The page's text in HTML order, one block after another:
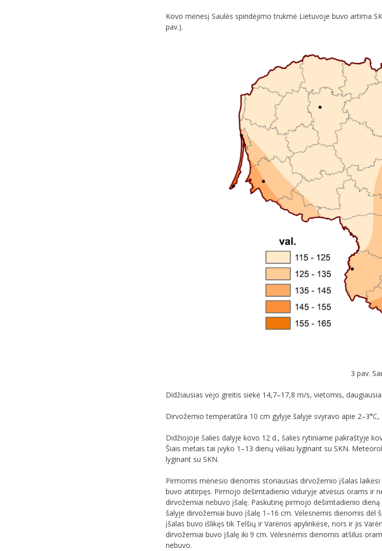
Kovo mėnesį Saulės spindėjimo trukmė Lietuvoje buvo artima
pav.).
3 pav.
Didžiausias vėjo greitis siekė 14,7–17,8 m/s, vietomis,
Dirvožemio temperatūra 10 cm gylyje šalyje svyravo apie 2–3°C,
Didžiojoje šalies dalyje kovo 12 d., šalies rytiniame pakraštyje
Šiais metais tai įvyko 1–13 dienų vėliau lyginant su SKN.
lyginant su SKN.
Pirmomis mėnesio dienomis storiausias dirvožemio įšalas
buvo atitirpęs. Pirmojo dešimtadienio viduryje atvėsus orams ir
dirvožemiai nebuvo įšalę. Paskutinę pirmojo dešimtadienio
šalyje dirvožemiai buvo įšalę 1–16 cm. Vėlesnėmis dienomis
įšalas buvo išlikęs tik Telšių ir Varėnos apylinkėse, nors ir jis
dirvožemiai buvo įšalę iki 9 cm. Vėlesnėmis dienomis atšilus
nebuvo.